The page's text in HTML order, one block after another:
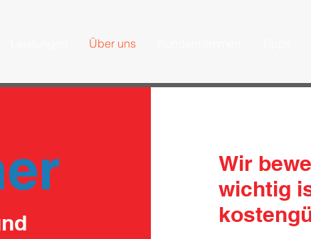
Über uns
Wir
wichtig